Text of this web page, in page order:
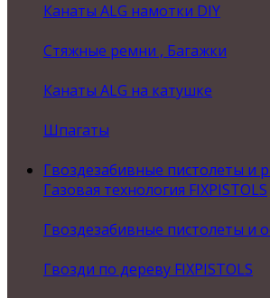
Канаты ALG намотки DIY
Стяжные ремни , Багажки
Канаты ALG на катушке
Шпагаты
Гвоздезабивные пистолеты и
Газовая технология FIXPISTOLS
Гвоздезабивные пистолеты и
Гвозди по дереву FIXPISTOLS